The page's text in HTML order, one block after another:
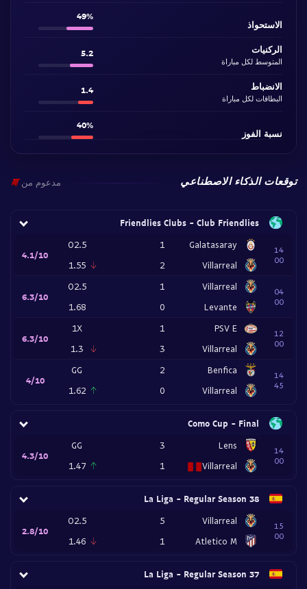
الاستحواذ
49%
الركنيات
المتوسط لكل مباراة
5.2
الانضباط
البطاقات لكل مباراة
1.4
نسبة الفوز
40%
توقعات الذكاء الاصطناعي مدعوم من
Friendlies Clubs - Club Friendlies
14
00
Galatasaray
Villarreal
1
2
O2.5
1.55
4.1/10
04
00
Villarreal
Levante
1
0
O2.5
1.68
6.3/10
12
00
PSV E
Villarreal
1
3
1X
1.3
6.3/10
14
45
Benfica
Villarreal
2
0
GG
1.62
4/10
Como Cup - Final
14
00
Lens
Villarreal
3
1
GG
1.47
4.3/10
La Liga - Regular Season 38
15
00
Villarreal
Atletico M
5
1
O2.5
1.46
2.8/10
La Liga - Regular Season 37